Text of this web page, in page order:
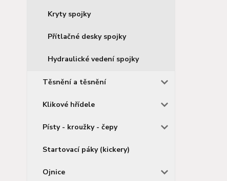
Kryty spojky
Přítlačné desky spojky
Hydraulické vedení spojky
Těsnění a těsnění
Klikové hřídele
Písty - kroužky - čepy
Startovací páky (kickery)
Ojnice